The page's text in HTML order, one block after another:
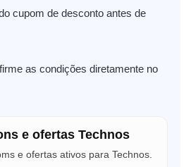
cupom de desconto antes de
as condições diretamente no
e ofertas Technos
e ofertas ativos para Technos.